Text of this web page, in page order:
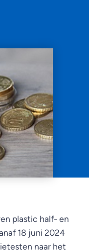
plastic half- en
18 juni 2024
naar het